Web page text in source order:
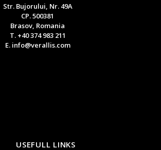
Str. Bujorului, Nr. 49A
CP. 500381
Brasov, Romania
T. +40 374 983 211
E. info@verallis.com
USEFULL LINKS